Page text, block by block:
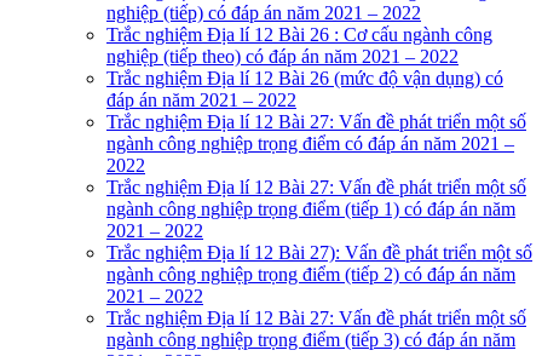
nghiệp (tiếp) có đáp án năm 2021 – 2022
Trắc nghiệm Địa lí 12 Bài 26 : Cơ cấu ngành công
nghiệp (tiếp theo) có đáp án năm 2021 – 2022
Trắc nghiệm Địa lí 12 Bài 26 (mức độ vận dụng) có
đáp án năm 2021 – 2022
Trắc nghiệm Địa lí 12 Bài 27: Vấn đề phát triển một số
ngành công nghiệp trọng điểm có đáp án năm 2021 –
2022
Trắc nghiệm Địa lí 12 Bài 27: Vấn đề phát triển một số
ngành công nghiệp trọng điểm (tiếp 1) có đáp án năm
2021 – 2022
Trắc nghiệm Địa lí 12 Bài 27): Vấn đề phát triển một số
ngành công nghiệp trọng điểm (tiếp 2) có đáp án năm
2021 – 2022
Trắc nghiệm Địa lí 12 Bài 27: Vấn đề phát triển một số
ngành công nghiệp trọng điểm (tiếp 3) có đáp án năm